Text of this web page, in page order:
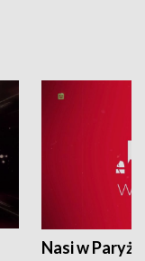
Nasi w Paryżu